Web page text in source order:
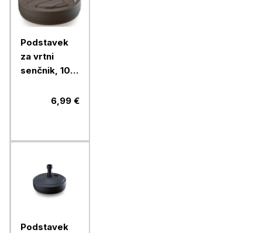
Podstavek
za vrtni
senčnik, 10L,
mm, rjavi6,99 €
Podstavek